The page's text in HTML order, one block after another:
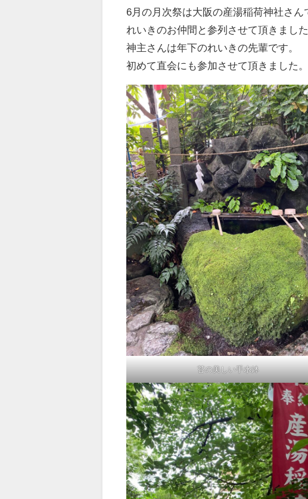
6月の月次祭は大阪の産湯稲荷神社さん
れいきのお仲間と参列させて頂きました
神主さんは年下のれいきの先輩です。
初めて直会にも参加させて頂きました。
苔の美しい手水鉢